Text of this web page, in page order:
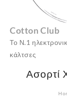
Cotton Club
Το Ν.1
κάλτσες
Ασορτί